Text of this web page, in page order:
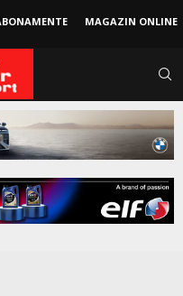
MAGAZIN ONLINE